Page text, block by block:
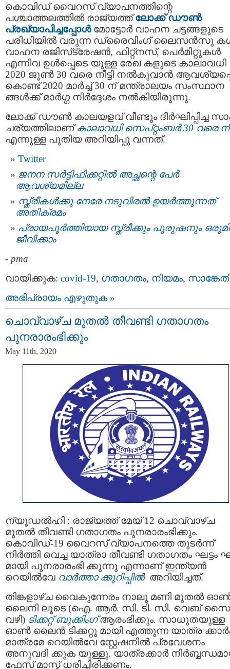
കൊവിഡ് വൈറസ് വ്യാപനത്തിന്റെ
പശ്ചാത്തലത്തില്‍ രാജ്യത്ത്ലോക്ക് ഡൗണ്‍
പ്രഖ്യാപിച്ചപ്പോള്‍മോട്ടോര്‍ വാഹന ചട്ടങ്ങളുടെ
പരിധിയില്‍ വരുന്ന ഡ്രൈവിംഗ് ലൈസന്‍സു
വാഹന രജിസ്‌ട്രേഷന്‍, ഫിറ്റ്നസ്, പെര്‍മിറ്റുകള്‍
എന്നിവ ഉള്‍പ്പെടെ യുള്ള രേഖ കളുടെ കാലാവധി
2020 ജൂണ്‍ 30 വരെ നീട്ടി നല്‍കുവാന്‍
കൊണ്ട് 2020 മാര്‍ച്ച് 30 ന് മന്ത്രാലയം സംസ്ഥാന
ങ്ങള്‍ക്ക് മാർഗ്ഗ നിർദ്ദേശം നൽകിയിരുന്നു.
ലോക്ക് ഡൗണ്‍ കാലയളവ് വീണ്ടും ദീര്‍ഘിപ്പിച്ച
ചര്യത്തിലാണ്കാലാവധി സെപ്റ്റംബര്‍ 30 വരെ
എന്നുള്ള പുതിയ അറിയിപ്പു വന്നത്.
Twitter
ജനന സര്‍ട്ടിഫിക്കറ്റില്‍ അച്ഛന്റെ പേര്‍
ആവശ്യമില്ല
സ്ത്രീകള്‍ക്കു നേരേ നടുവിരല്‍ ഉയര്‍ത്തുന്നത്
അതിക്രമം
പ്രായപൂർത്തിയായ സ്ത്രീക്കും പുരുഷനും
ജീവിക്കാം
- pma
വായിക്കുക: covid-19, ഗതാഗതം, നിയമം,
അഭിപ്രായം എഴുതുക »
ചൊവ്വാഴ്ച മുതല്‍ തീവണ്ടി ഗതാഗതം
പുനരാരംഭിക്കും
May 11th, 2020
ന്യൂഡല്‍ഹി : രാജ്യത്ത് മേയ് 12 ചൊവ്വാഴ്ച
മുതല്‍ തീവണ്ടി ഗതാഗതം പുനരാരംഭിക്കും.
കൊവിഡ്-19 വൈറസ് വ്യാപനത്തെ തുടര്‍ന്ന്
നിര്‍ത്തി വെച്ച യാത്രാ തീവണ്ടി ഗതാഗതം ഘട്ടം
മായി പുനരാരംഭി ക്കുന്നു എന്നാണ് ഇന്ത്യന്‍
റെയില്‍വേ വാര്‍ത്താ ക്കുറിപ്പില്‍അറിയിച്ചത്.
തിങ്കളാഴ്ച വൈകുന്നേരം നാലു മണി മുതല്‍
ലൈനി ലൂടെ (ഐ. ആര്‍. സി. ടി. സി. വെബ്
വഴി) ടിക്കറ്റ് ബുക്കിംഗ്ആരംഭിക്കും. സാധുതയുള്ള
ഓണ്‍ ലൈന്‍ ടിക്കറ്റു മായി എത്തുന്ന യാത്ര
മാത്രമേ റെയില്‍വേ സ്റ്റേഷനില്‍ പ്രവേശനം
അനുവദി ക്കുക യുള്ളൂ. യാത്രക്കാര്‍
ഫേസ് മാസ്ക് ധരിച്ചിരിക്കണം.